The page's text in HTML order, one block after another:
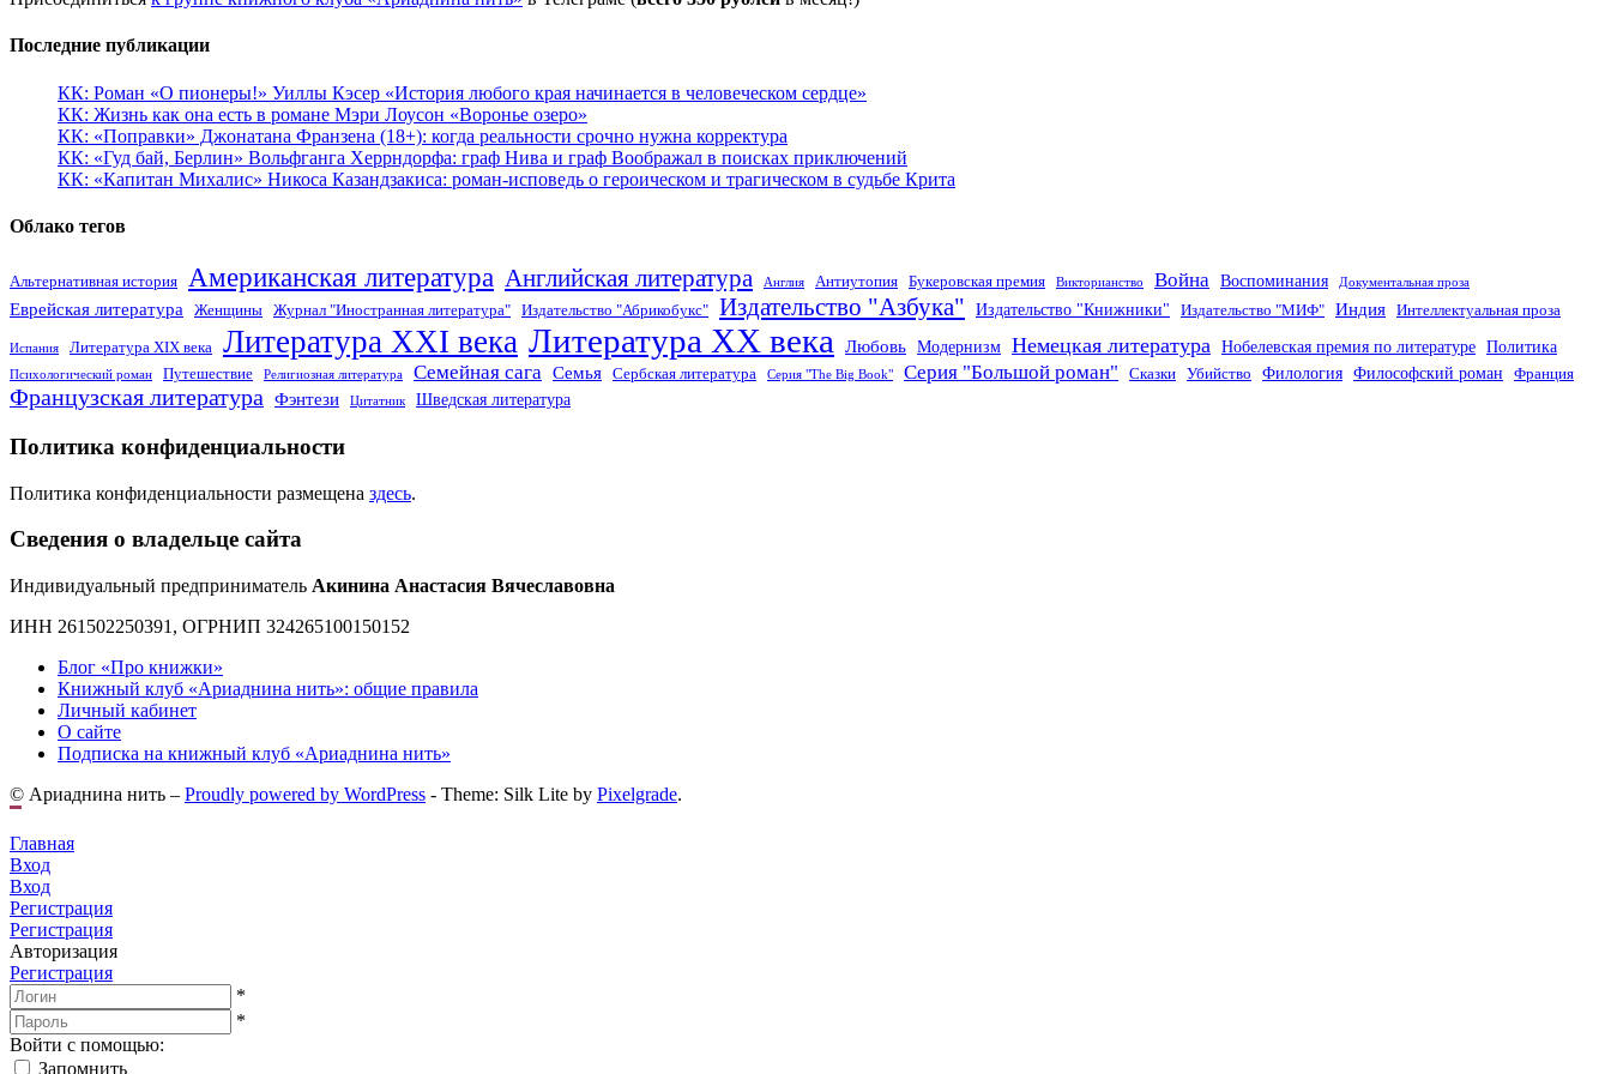
Последние публикации
КК: Роман «О пионеры!» Уиллы Кэсер «История любого края начинается в человеческом сердце»
КК: Жизнь как она есть в романе Мэри Лоусон «Воронье озеро»
КК: «Поправки» Джонатана Франзена (18+): когда реальности срочно нужна корректура
КК: «Гуд бай, Берлин» Вольфганга Херрндорфа: граф Нива и граф Воображал в поисках приключений
КК: «Капитан Михалис» Никоса Казандзакиса: роман-исповедь о героическом и трагическом в судьбе Крита
Облако тегов
Альтернативная история Американская литература Английская литература Англия Антиутопия Букеровская премия Викторианство Война Воспоминания Документальная проза
Еврейская литература Женщины Журнал "Иностранная литература" Издательство "Абрикобукс" Издательство "Азбука" Издательство "Книжники" Издательство "МИФ" Индия Интеллектуальная проза
Испания Литература XIX века Литература XXI века Литература XX века Любовь Модернизм Немецкая литература Нобелевская премия по литературе Политика
Психологический роман Путешествие Религиозная литература Семейная сага Семья Сербская литература Серия "The Big Book" Серия "Большой роман" Сказки Убийство Филология Философский роман Франция
Французская литература Фэнтези Цитатник Шведская литература
Политика конфиденциальности
Политика конфиденциальности размещена здесь.
Сведения о владельце сайта
Индивидуальный предприниматель Акинина Анастасия Вячеславовна
ИНН 261502250391, ОГРНИП 324265100150152
Блог «Про книжки»
Книжный клуб «Ариаднина нить»: общие правила
Личный кабинет
О сайте
Подписка на книжный клуб «Ариаднина нить»
© Ариаднина нить – Proudly powered by WordPress - Theme: Silk Lite by Pixelgrade.
Главная
Вход
Вход
Регистрация
Регистрация
Авторизация
Регистрация
*
*
Войти с помощью:
Запомнить